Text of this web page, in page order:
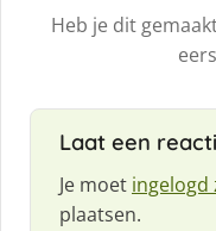
Heb je dit
Laat een
Je moet ingelogd
plaatsen.